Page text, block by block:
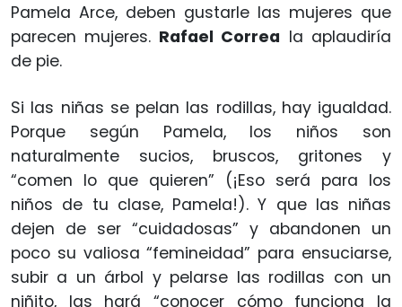
Pamela Arce, deben gustarle las mujeres que
parecen mujeres. Rafael Correa la aplaudiría
de pie.
Si las niñas se pelan las rodillas, hay igualdad.
Porque según Pamela, los niños son
naturalmente sucios, bruscos, gritones y
“comen lo que quieren” (¡Eso será para los
niños de tu clase, Pamela!). Y que las niñas
dejen de ser “cuidadosas” y abandonen un
poco su valiosa “femineidad” para ensuciarse,
subir a un árbol y pelarse las rodillas con un
niñito, las hará “conocer cómo funciona la